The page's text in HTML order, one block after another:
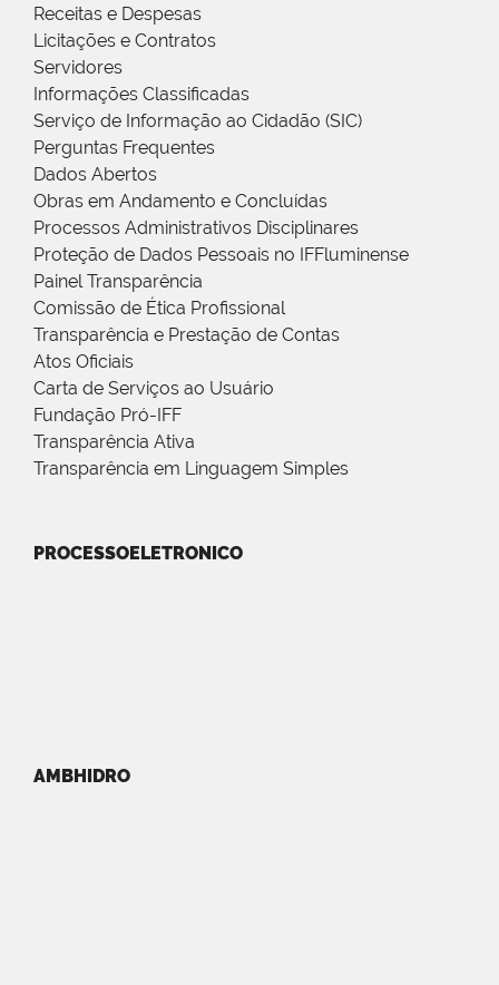
Receitas e Despesas
Licitações e Contratos
Servidores
Informações Classificadas
Serviço de Informação ao Cidadão (SIC)
Perguntas Frequentes
Dados Abertos
Obras em Andamento e Concluídas
Processos Administrativos Disciplinares
Proteção de Dados Pessoais no IFFluminense
Painel Transparência
Comissão de Ética Profissional
Transparência e Prestação de Contas
Atos Oficiais
Carta de Serviços ao Usuário
Fundação Pró-IFF
Transparência Ativa
Transparência em Linguagem Simples
PROCESSOELETRONICO
AMBHIDRO